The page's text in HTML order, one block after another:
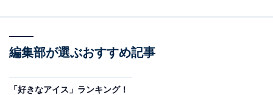
ート」などを筆頭に、ロングセラー商品を多数抱えてい
ます。
さらに、たびたび“推し”で論争が起きる「きのこの山」
編集部が選ぶおすすめ記事
「好きなアイス」ランキング！